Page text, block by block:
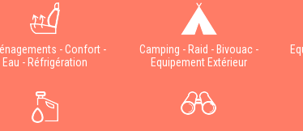
- Confort -
Eau - Réfrigération
Camping - Raid - Bivouac -
Equipement Extérieur